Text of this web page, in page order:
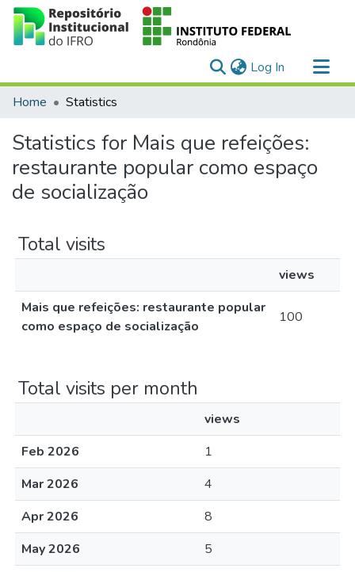
Log In (current)
Communities & Collections
Home Statistics
Statistics for Mais que refeições:
restaurante popular como espaço
de socialização
Total visits
views
Mais que refeições: restaurante popular
como espaço de socialização
100
Total visits per month
views
Feb 2026
1
Mar 2026
4
Apr 2026
8
May 2026
5